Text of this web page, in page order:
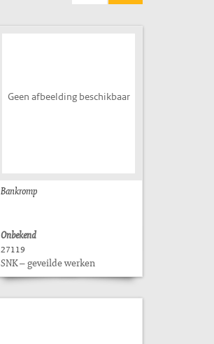
Geen afbeelding beschikbaar
Bankromp
Onbekend
27119
SNK – geveilde werken